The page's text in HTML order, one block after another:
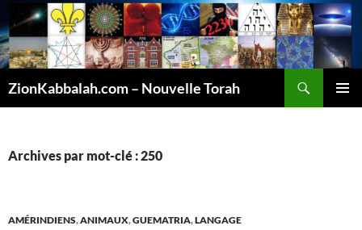
ZionKabbalah.com – Nouvelle Torah
Archives par mot-clé : 250
AMÉRINDIENS,ANIMAUX,GUEMATRIA,LANGAGE